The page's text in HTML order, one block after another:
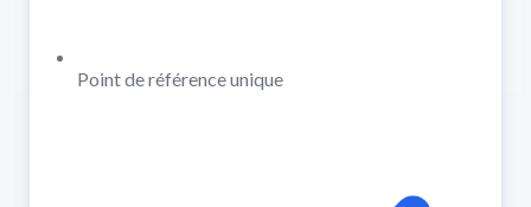
Point de référence unique